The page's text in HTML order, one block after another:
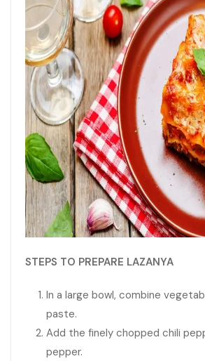
STEPS TO PREPARE LAZANYA
In a large bowl, combine
paste.
Add the finely chopped chili
pepper.